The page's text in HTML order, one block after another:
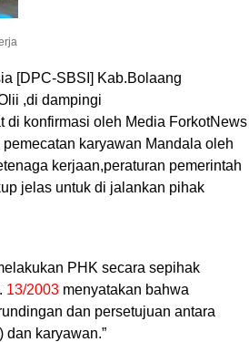
[DPC-SBSI] Kab.Bolaang
,di dampingi
di konfirmasi oleh Media ForkotNews
karyawan Mandala oleh
kerjaan,peraturan pemerintah
jelas untuk di jalankan pihak
PHK secara sepihak
13/2003 menyatakan bahwa
dan persetujuan antara
dan karyawan.”